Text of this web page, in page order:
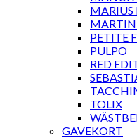
MARIUS
PETITE
PULPO
RED
TOLIX
GAVEKORT